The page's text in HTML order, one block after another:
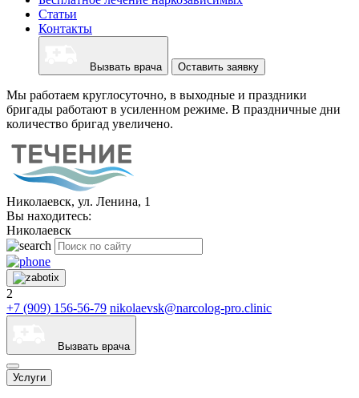
Статьи
Контакты
Вызвать врача Оставить заявку
Мы работаем круглосуточно, в выходные и праздники
бригады работают в усиленном режиме. В праздничные дни
количество бригад увеличено.
Николаевск, ул. Ленина, 1
Вы находитесь:
Николаевск
2
+7 (909) 156-56-79 nikolaevsk@narcolog-pro.clinic
Вызвать врача
Услуги